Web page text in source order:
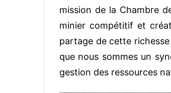
mission de la Chambre
minier compétitif et
partage de cette
que nous sommes un
gestion des ressources